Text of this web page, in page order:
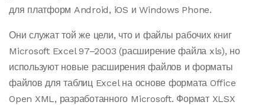
для платформ Android, iOS и Windows Phone.
Они служат той же цели, что и файлы рабочих книг
Microsoft Excel 97–2003 (расширение файла xls), но
используют новые расширения файлов и форматы
файлов для таблиц Excel на основе формата Office
Open XML, разработанного Microsoft. Формат XLSX